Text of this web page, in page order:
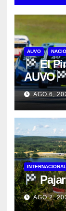
AUVO
El
AUVO
AGO 6,
INTERNACIONAL
AGO 2,